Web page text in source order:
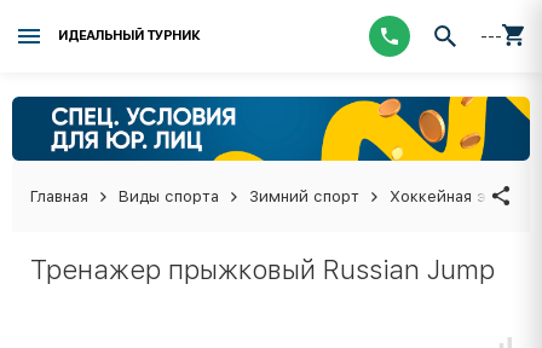
ИДЕАЛЬНЫЙ ТУРНИК ---
Главная Виды спорта Зимний спорт Хоккейная
Тренажер прыжковый Russian Jump